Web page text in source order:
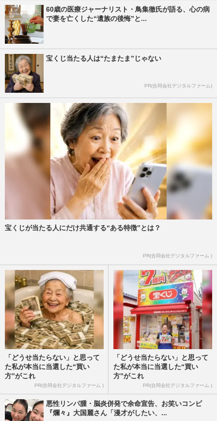
60歳の医療ジャーナリスト・鳥集徹氏が語る、心の病
で妻を亡くした“遺族の後悔”と...
宝くじ当たる人は“たまたま”じゃない
PR(合同会社デジタルファーム)
宝くじが当たる人にだけ共通する“ある特徴”とは？
PR(合同会社デジタルファーム )
「どうせ当たらない」と思って
た私が本当に当選した“買い
方”がこれ
PR(合同会社デジタルファーム )
「どうせ当たらない」と思って
た私が本当に当選した“買い
方”がこれ
PR(合同会社デジタルファーム )
悪性リンパ腫・脳炎併発で余命宣告、お笑いコンビ
『爛々』大国麗さん「漫才がしたい、...